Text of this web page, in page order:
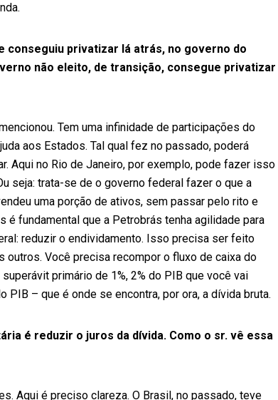
conseguiu privatizar lá atrás, no governo do
não eleito, de transição, consegue privatizar
Tem uma infinidade de participações do
aos Estados. Tal qual fez no passado, poderá
Aqui no Rio de Janeiro, por exemplo, pode fazer isso
seja: trata-se de o governo federal fazer o que a
uma porção de ativos, sem passar pelo rito e
é fundamental que a Petrobrás tenha agilidade para
reduzir o endividamento. Isso precisa ser feito
Você precisa recompor o fluxo de caixa do
primário de 1%, 2% do PIB que você vai
PIB – que é onde se encontra, por ora, a dívida bruta.
é reduzir o juros da dívida. Como o sr. vê essa
Aqui é preciso clareza. O Brasil, no passado, teve